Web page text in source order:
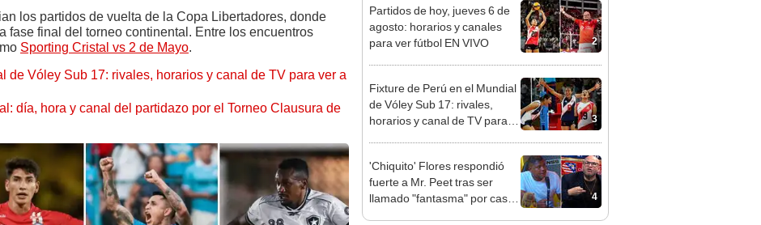
los partidos de vuelta de la Copa Libertadores, donde
fase final del torneo continental. Entre los encuentros
Sporting Cristal vs 2 de Mayo.
de Vóley Sub 17: rivales, horarios y canal de TV para ver a
día, hora y canal del partidazo por el Torneo Clausura de
2
Partidos de hoy, jueves 6 de
agosto: horarios y canales
para ver fútbol EN VIVO
3
Fixture de Perú en el Mundial
de Vóley Sub 17: rivales,
horarios y canal de TV para
4
'Chiquito' Flores respondió
fuerte a Mr. Peet tras ser
llamado "fantasma" por caso